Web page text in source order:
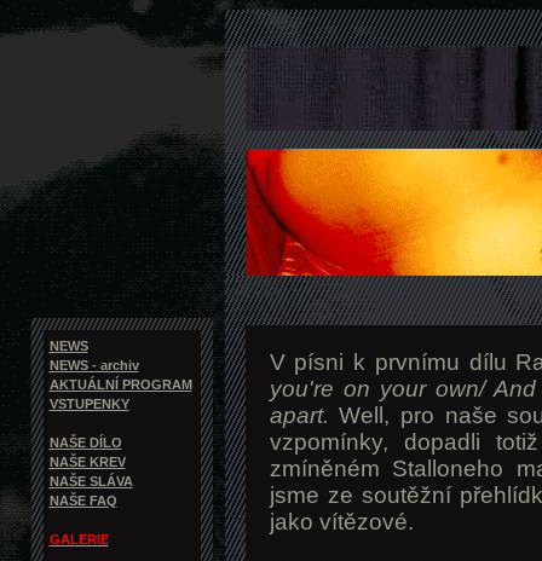
NEWS
NEWS - archiv
AKTUÁLNÍ PROGRAM
VSTUPENKY
NAŠE DÍLO
NAŠE KREV
NAŠE SLÁVA
NAŠE FAQ
GALERIE
V písni k prvnímu dílu
you're on your own/
apart. Well, pro naše
vzpomínky, dopadli
zmíněném Stalloneho
jsme ze soutěžní
jako vítězové.